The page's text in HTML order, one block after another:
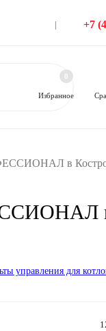
+7
Избранное
0
в
управления для